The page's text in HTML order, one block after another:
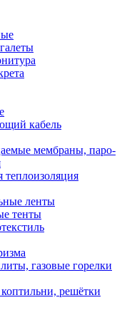
кабель
мембраны, паро-
ленты
тенты
газовые горелки
решётки